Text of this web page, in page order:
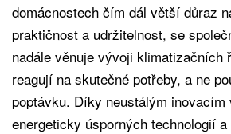
domácnostech čím dál větší důraz
praktičnost a udržitelnost, se
nadále věnuje vývoji klimatizačních
reagují na skutečné potřeby, a ne
poptávku. Díky neustálým inovacím
energeticky úsporných technologií a